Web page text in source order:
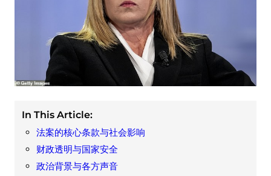
In This Article:
法案的核心条款与社会影响
财政透明与国家安全
政治背景与各方声音